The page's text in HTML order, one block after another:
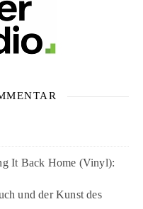
It Back Home (Vinyl):
und der Kunst des